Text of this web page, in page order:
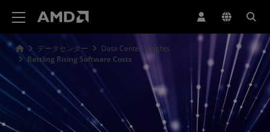
データセンター
Data Center Insights
Battling Rising Software Costs